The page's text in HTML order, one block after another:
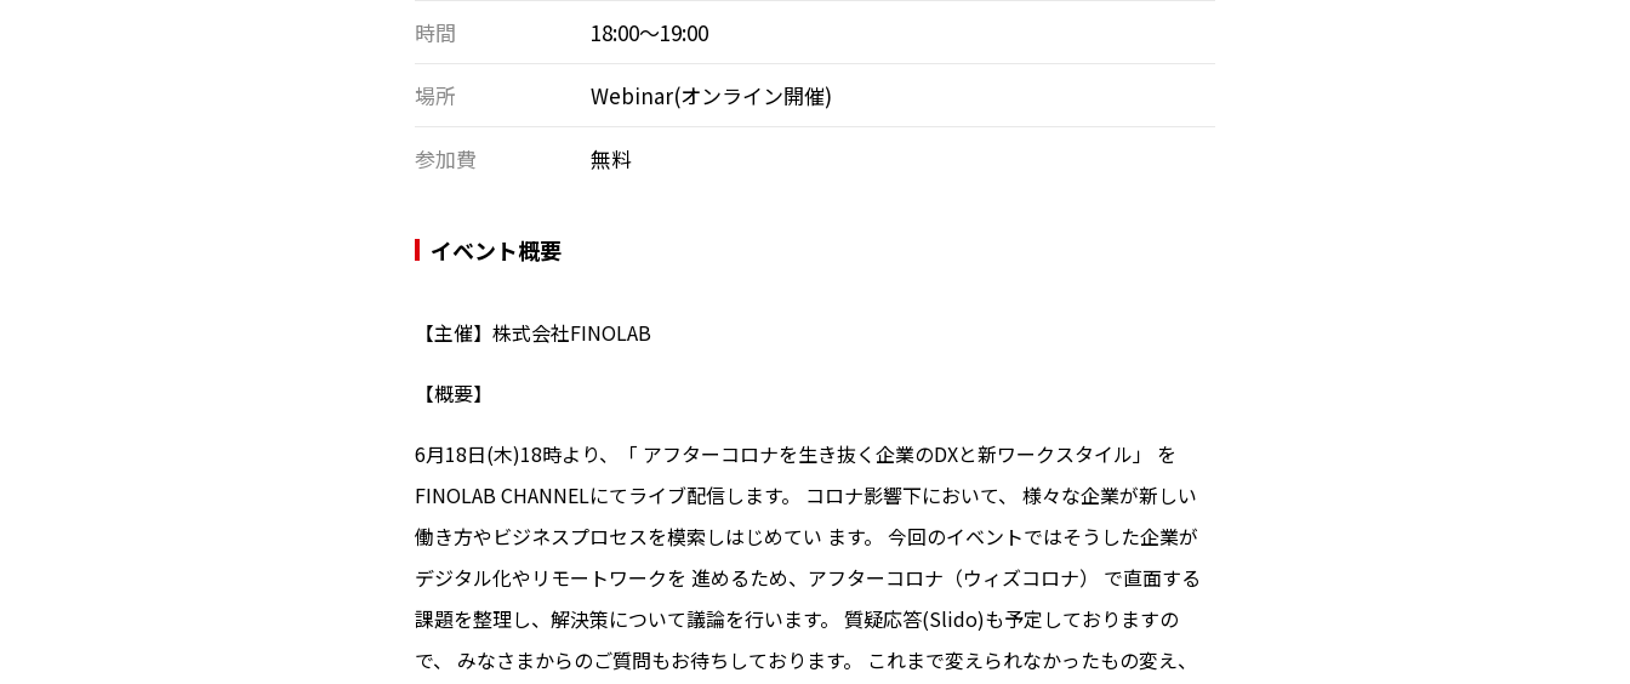
時間 18:00～19:00
場所 Webinar(オンライン開催)
参加費 無料
イベント概要
【主催】株式会社FINOLAB
【概要】
6月18日(木)18時より、「 アフターコロナを生き抜く企業のDXと新ワークスタイル」 を
FINOLAB CHANNELにてライブ配信します。 コロナ影響下において、 様々な企業が新しい
働き方やビジネスプロセスを模索しはじめてい ます。 今回のイベントではそうした企業が
デジタル化やリモートワークを 進めるため、アフターコロナ（ウィズコロナ） で直面する
課題を整理し、解決策について議論を行います。 質疑応答(Slido)も予定しておりますの
で、 みなさまからのご質問もお待ちしております。 これまで変えられなかったもの変え、